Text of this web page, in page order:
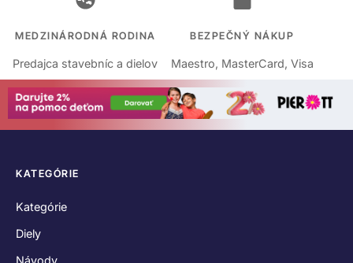
MEDZINÁRODNÁ RODINA
Predajca stavebníc a dielov
BEZPEČNÝ NÁKUP
Maestro, MasterCard, Visa
KATEGÓRIE
Kategórie
Diely